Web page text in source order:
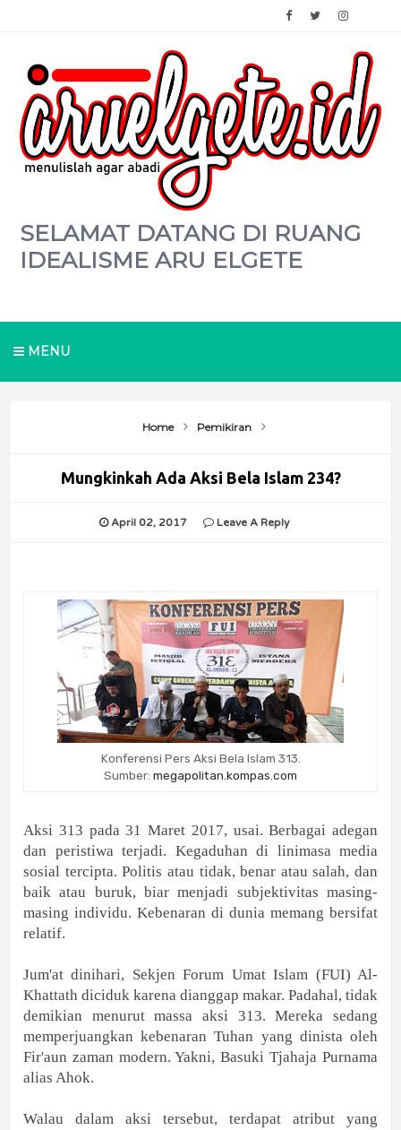
SELAMAT DATANG DI RUANG
IDEALISME ARU ELGETE
MENU
Home Pemikiran
Mungkinkah Ada Aksi Bela Islam 234?
April 02, 2017 Leave A Reply
Konferensi Pers Aksi Bela Islam 313.
Sumber: megapolitan.kompas.com
Aksi 313 pada 31 Maret 2017, usai. Berbagai adegan
dan peristiwa terjadi. Kegaduhan di linimasa media
sosial tercipta. Politis atau tidak, benar atau salah, dan
baik atau buruk, biar menjadi subjektivitas masing-
masing individu. Kebenaran di dunia memang bersifat
relatif.
Jum'at dinihari, Sekjen Forum Umat Islam (FUI) Al-
Khattath diciduk karena dianggap makar. Padahal, tidak
demikian menurut massa aksi 313. Mereka sedang
memperjuangkan kebenaran Tuhan yang dinista oleh
Fir'aun zaman modern. Yakni, Basuki Tjahaja Purnama
alias Ahok.
Walau dalam aksi tersebut, terdapat atribut yang